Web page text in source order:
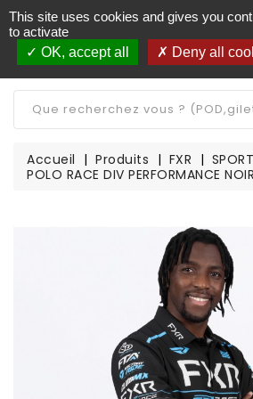
Livraison offerte à partir de
CATÉGORIE
Accueil Produits FXR
POLO RACE DIV PERFORMANCE
This site uses cookies and gives you
to activate
OK, accept all
Deny all